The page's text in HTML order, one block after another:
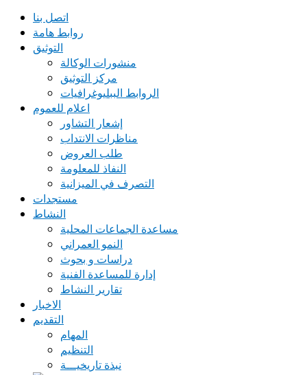
اتصل بنا
روابط هامة
التوثيق
منشورات الوكالة
مركز التوثيق
الروابط الببليوغرافيات
اعلام للعموم
إشعار التشاور
مناظرات الانتداب
طلب العروض
النفاذ للمعلومة
التصرف في الميزانية
مستجدات
النشاط
مساعدة الجماعات المحلية
النمو العمراني
دراسات و بحوث
إدارة للمساعدة الفنية
تقارير النشاط
الاخبار
التقديم
المهام
التنظيم
نبذة تاريخيـــة